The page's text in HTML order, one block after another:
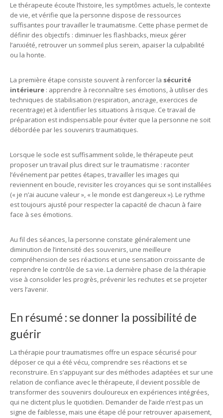
Le thérapeute écoute l’histoire, les symptômes actuels, le contexte
de vie, et vérifie que la personne dispose de ressources
suffisantes pour travailler le traumatisme. Cette phase permet de
définir des objectifs : diminuer les flashbacks, mieux gérer
l’anxiété, retrouver un sommeil plus serein, apaiser la culpabilité
ou la honte.
La première étape consiste souvent à renforcer la sécurité
intérieure : apprendre à reconnaître ses émotions, à utiliser des
techniques de stabilisation (respiration, ancrage, exercices de
recentrage) et à identifier les situations à risque. Ce travail de
préparation est indispensable pour éviter que la personne ne soit
débordée par les souvenirs traumatiques.
Lorsque le socle est suffisamment solide, le thérapeute peut
proposer un travail plus direct sur le traumatisme : raconter
l’événement par petites étapes, travailler les images qui
reviennent en boucle, revisiter les croyances qui se sont installées
(« je n’ai aucune valeur », « le monde est dangereux »). Le rythme
est toujours ajusté pour respecter la capacité de chacun à faire
face à ses émotions.
Au fil des séances, la personne constate généralement une
diminution de l’intensité des souvenirs, une meilleure
compréhension de ses réactions et une sensation croissante de
reprendre le contrôle de sa vie. La dernière phase de la thérapie
vise à consolider les progrès, prévenir les rechutes et se projeter
vers l’avenir.
En résumé : se donner la possibilité de
guérir
La thérapie pour traumatismes offre un espace sécurisé pour
déposer ce qui a été vécu, comprendre ses réactions et se
reconstruire. En s’appuyant sur des méthodes adaptées et sur une
relation de confiance avec le thérapeute, il devient possible de
transformer des souvenirs douloureux en expériences intégrées,
qui ne dictent plus le quotidien. Demander de l’aide n’est pas un
signe de faiblesse, mais une étape clé pour retrouver apaisement,